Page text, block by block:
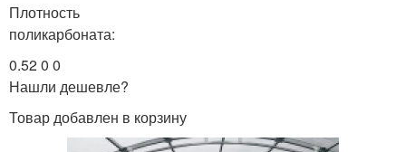
Плотность
поликарбоната:
0.52 0 0
Нашли дешевле?
Товар добавлен в корзину